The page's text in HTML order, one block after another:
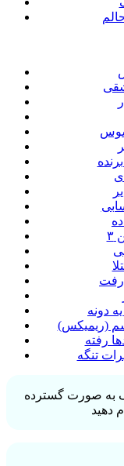
۳
رفت
دونه
(ریمیکس)
رفته
تنگه
به صورت گسترده